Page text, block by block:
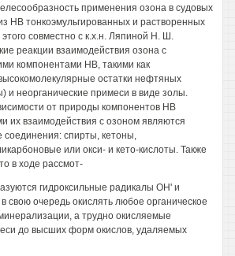
применения озона в судовых
НВ тонкоэмульгированных и растворенных
совместно с к.х.н. Ляпиной Н. Ш.
реакции взаимодействия озона с
компонентами НВ, такими как
остатки нефтяных
и неорганические примеси в виде золы.
от природы компонентов НВ
их взаимодействия с озоном являются
спирты, кетоны,
или окси- и кето-кислоты. Также
в ходе рассмот-
гидроксильные радикалы ОН' и
свою очередь окислять любое органическое
а трудно окисляемые
до высших форм окислов, удаляемых